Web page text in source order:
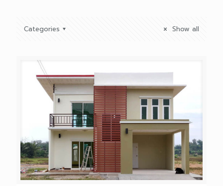
Categories Show all